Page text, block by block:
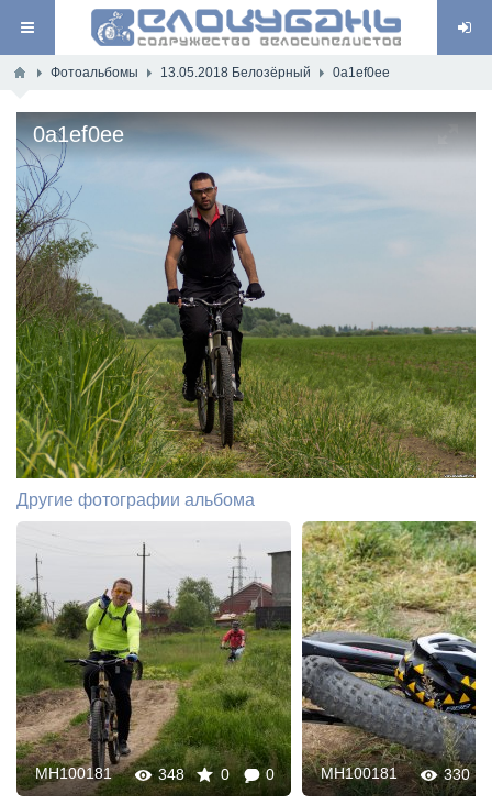
Фотоальбомы 13.05.2018 Белозёрный 0a1ef0ee
0a1ef0ee
Другие фотографии альбома
348 0 0
MH100181 330
MH100181